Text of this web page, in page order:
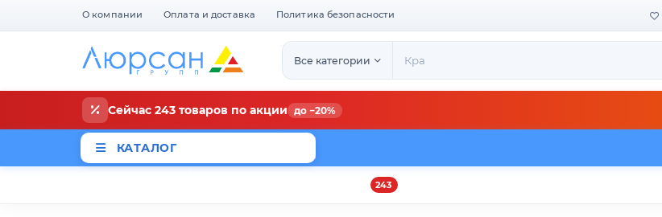
О компании Оплата и доставка Политика безопасности
Все категории
Сейчас 243 товаров по акции до −20%
КАТАЛОГ
243